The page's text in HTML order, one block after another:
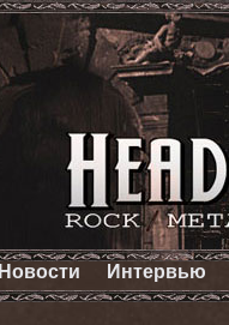
Новости Интервью